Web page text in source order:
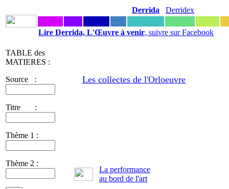
Derrida Derridex
Lire Derrida, L'Œuvre à venir, suivre sur Facebook
TABLE des
MATIERES :
Source :
Titre :
Thème 1 :
Thème 2 :
Les collectes de l'Orloeuvre
La performance
au bord de l'art